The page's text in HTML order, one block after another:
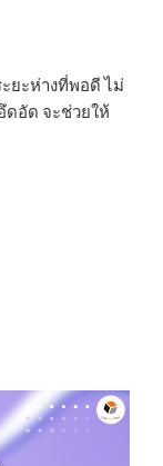
ยะห่างที่พอดี ไม่
อัด จะช่วยให้